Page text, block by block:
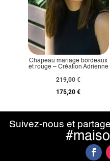
Chapeau mariage bordeaux
et rouge – Création Adrienne
219,00€
175,20€
Suivez-nous et